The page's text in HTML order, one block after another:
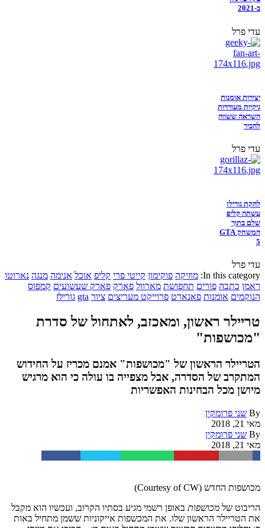
ב-2021
עדי פרל
יצירות אומנות
גיקיות מעוררות
השראה ששווה
להכיר
עדי פרל
להקת גורילז
עשתה קליפ
שלם בתוך
המשחק GTA
5
עדי פרל
In this category: מוזיקה פוקימון קייטי פרי קליפ אוכל אנימה מנגה נארוטו
ראמן כתבה פורים תחפושת מארוול פארק פארק שעשועים קמפוס
הנוקמים אומנות פאנארט פרוייקט מעריצים ציור gta גורילז
טריילר ראשון, ומאכזב, לאתחול של סדרת
"מכושפות"
הטריילר הראשון של "מכושפות" אמנם מכריז על החידוש
המתקרב של הסדרה, אבל מצפייה בו עולה כי הוא מרגיש
מיושן מכל הבחינות האפשריות
By שני פרומקין
מאי 21, 2018
By שני פרומקין
מאי 21, 2018
מכושפות החדש (Courtesy of CW)
הריבוט של מכושפות באופן רשמי מגיע בסתיו הקרוב, ועכשיו הוא מקבל
את הטריילר הראשון שלו. את המכשפות אייקוניות ששמן מתחיל באות